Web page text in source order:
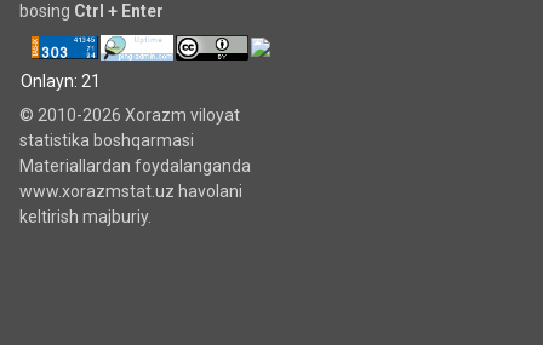
bosing Ctrl + Enter
Onlayn: 21
© 2010-2026 Xorazm viloyat
statistika boshqarmasi
Materiallardan foydalanganda
www.xorazmstat.uz havolani
keltirish majburiy.